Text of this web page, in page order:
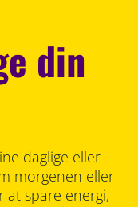
din
daglige eller
morgenen eller
spare energi,